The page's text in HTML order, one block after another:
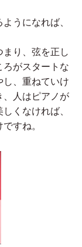
うになれば、
り、弦を正し
ろがスタートな
し、重ねていけ
、人はピアノが
くなければ、
すね。